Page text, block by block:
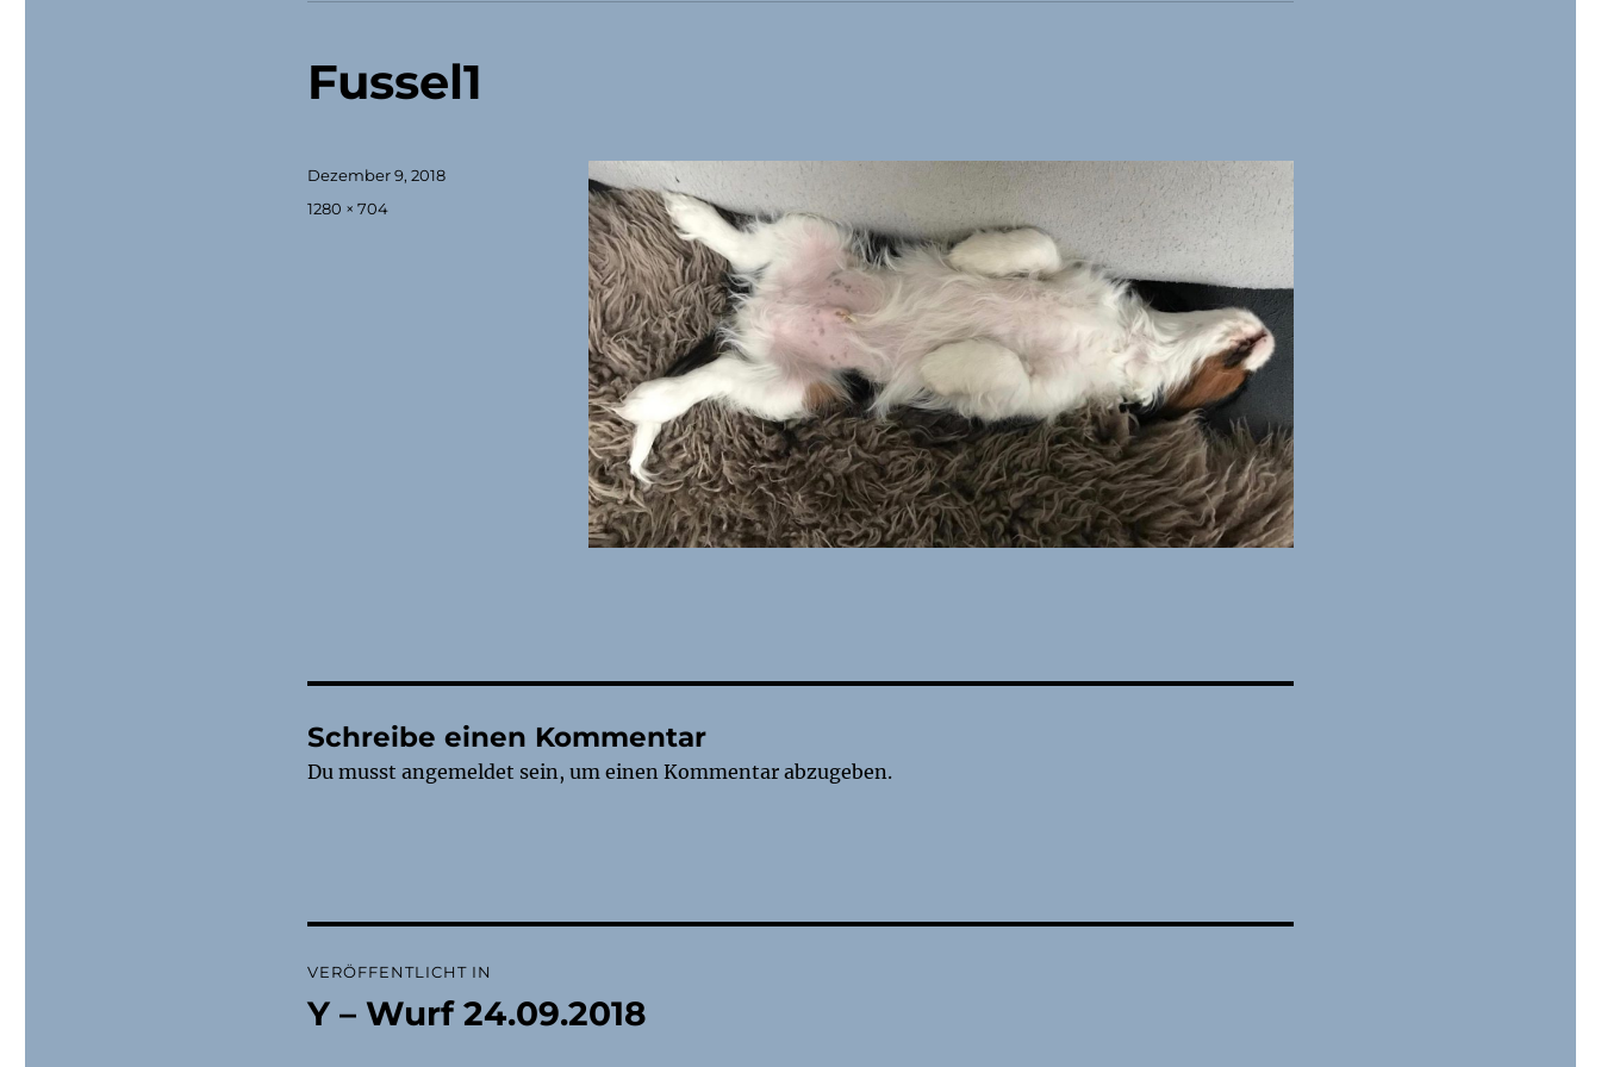
Fussel1
Veröffentlicht
am
Dezember 9, 2018
Originalgröße
1280 × 704
Schreibe einen Kommentar
Du musst angemeldet sein, um einen Kommentar abzugeben.
VERÖFFENTLICHT IN
Y – Wurf 24.09.2018